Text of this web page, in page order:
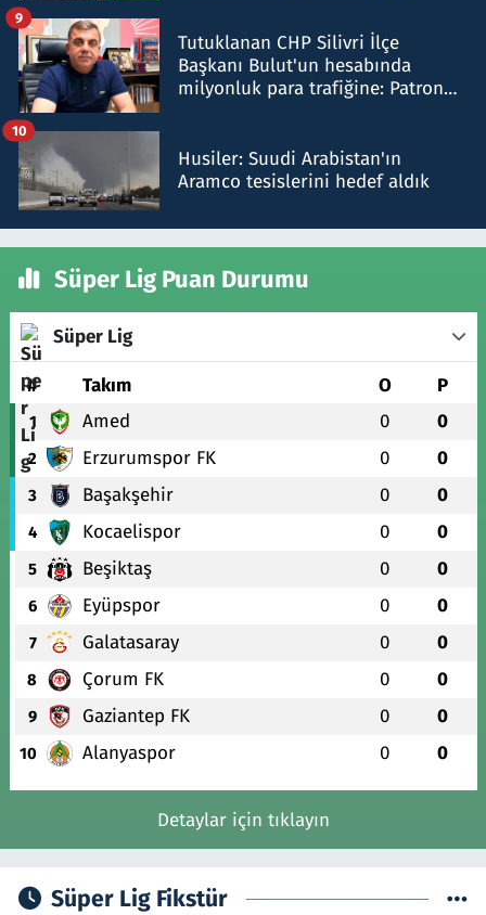
Tutuklanan CHP Silivri İlçe
Başkanı Bulut'un hesabında
milyonluk para trafiğine: Patron
9
Husiler: Suudi Arabistan'ın
Aramco tesislerini hedef aldık
10
Süper Lig Puan Durumu
Süper Lig
# Takım O P
1 Amed 0 0
2 Erzurumspor FK 0 0
3 Başakşehir 0 0
4 Kocaelispor 0 0
5 Beşiktaş 0 0
6 Eyüpspor 0 0
7 Galatasaray 0 0
8 Çorum FK 0 0
9 Gaziantep FK 0 0
10 Alanyaspor 0 0
Detaylar için tıklayın
Süper Lig Fikstür